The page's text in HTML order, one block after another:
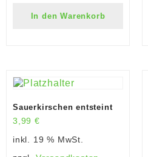
In den Warenkorb
Sauerkirschen entsteint
3,99 €
inkl. 19 % MwSt.